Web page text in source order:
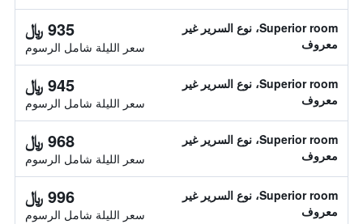
Superior room، نوع السرير غير
معروف
935 ﷼
سعر الليلة شامل الرسوم
Superior room، نوع السرير غير
معروف
945 ﷼
سعر الليلة شامل الرسوم
Superior room، نوع السرير غير
معروف
968 ﷼
سعر الليلة شامل الرسوم
Superior room، نوع السرير غير
معروف
996 ﷼
سعر الليلة شامل الرسوم